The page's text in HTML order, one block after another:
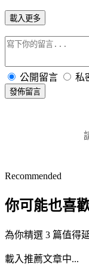
載入更多
公開留言 私
發佈留言
Recommended
你可能也喜
為你精選 3 篇值得
載入推薦文章中...